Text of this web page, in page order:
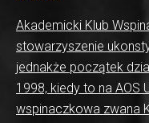
Akademicki Klub
stowarzyszenie
jednakże początek
1998, kiedy to na AOS
wspinaczkowa zwana